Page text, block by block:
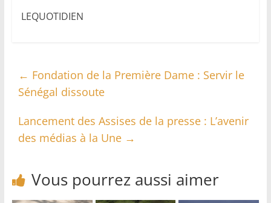
LEQUOTIDIEN
← Fondation de la Première Dame : Servir le
Sénégal dissoute
Lancement des Assises de la presse : L’avenir
des médias à la Une →
Vous pourrez aussi aimer